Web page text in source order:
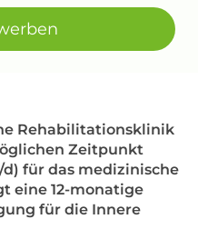
Rehabilitationsklinik
Zeitpunkt
für das medizinische
eine 12-monatige
für die Innere